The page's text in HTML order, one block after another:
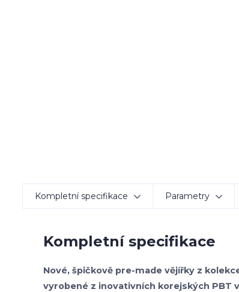
Kompletní specifikace Parametry
Kompletní specifikace
Nové, špičkově pre-made vějířky z
vyrobené z inovativních korejských PBT